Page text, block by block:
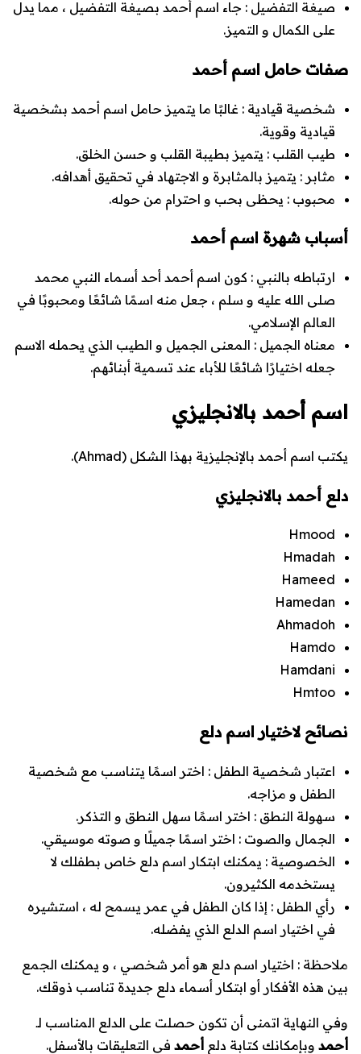
صيغة التفضيل : جاء اسم أحمد بصيغة التفضيل ، مما يدل
على الكمال و التميز.
صفات حامل اسم أحمد
شخصية قيادية : غالبًا ما يتميز حامل اسم أحمد بشخصية
قيادية وقوية.
طيب القلب : يتميز بطيبة القلب و حسن الخلق.
مثابر : يتميز بالمثابرة و الاجتهاد في تحقيق أهدافه.
محبوب : يحظى بحب و احترام من حوله.
أسباب شهرة اسم أحمد
ارتباطه بالنبي : كون اسم أحمد أحد أسماء النبي محمد
صلى الله عليه و سلم ، جعل منه اسمًا شائعًا ومحبوبًا في
العالم الإسلامي.
معناه الجميل : المعنى الجميل و الطيب الذي يحمله الاسم
جعله اختيارًا شائعًا للأباء عند تسمية أبنائهم.
اسم أحمد بالانجليزي
يكتب اسم أحمد بالإنجليزية بهذا الشكل (Ahmad
).
دلع أحمد بالانجليزي
Hmood
Hmadah
Hameed
Hamedan
Ahmadoh
Hamdo
Hamdani
Hmtoo
نصائح لاختيار اسم دلع
اعتبار شخصية الطفل : اختر اسمًا يتناسب مع شخصية
الطفل و مزاجه.
سهولة النطق : اختر اسمًا سهل النطق و التذكر.
الجمال والصوت : اختر اسمًا جميلًا و صوته موسيقي.
الخصوصية : يمكنك ابتكار اسم دلع خاص بطفلك لا
يستخدمه الكثيرون.
رأي الطفل : إذا كان الطفل في عمر يسمح له ، استشيره
في اختيار اسم الدلع الذي يفضله.
ملاحظة : اختيار اسم دلع هو أمر شخصي ، و يمكنك الجمع
بين هذه الأفكار أو ابتكار أسماء دلع جديدة تناسب ذوقك.
وفي النهاية اتمنى أن تكون حصلت على الدلع المناسب لـ
أحمد وبإمكانك كتابة دلع أحمد في التعليقات بالأسفل.